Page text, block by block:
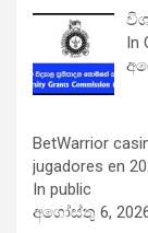
In
BetWarrior
jugadores en
In public
අගෝස්තු 6,